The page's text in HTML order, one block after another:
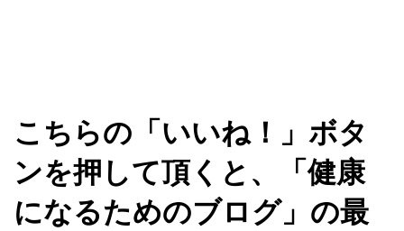
こちらの「いいね！」ボタ
ンを押して頂くと、「健康
になるためのブログ」の最